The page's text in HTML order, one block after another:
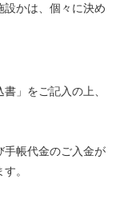
設かは、個々に決め
」をご記入の上、
手帳代金のご入金が
。